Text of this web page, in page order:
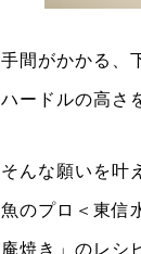
手間がかかる、
ハードルの高さ
そんな願いを叶
魚のプロ＜東信
庵焼き」のレシ